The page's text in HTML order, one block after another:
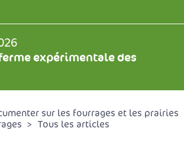
expérimentale des
sur les fourrages et les prairies
Tous les articles